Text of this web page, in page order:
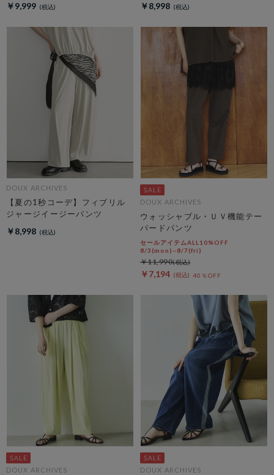
￥9,999 ￥8,998
DOUX ARCHIVES
【夏の1秒コーデ】フィブリル
ジャージイージーパンツ
￥8,998
DOUX ARCHIVES
ウォッシャブル・ＵＶ機能テー
パードパンツ
セールアイテムALL10%OFF
8/3(mon)~8/7(fri)
￥7,194 40％OFF
￥11,990
DOUX ARCHIVES DOUX ARCHIVES